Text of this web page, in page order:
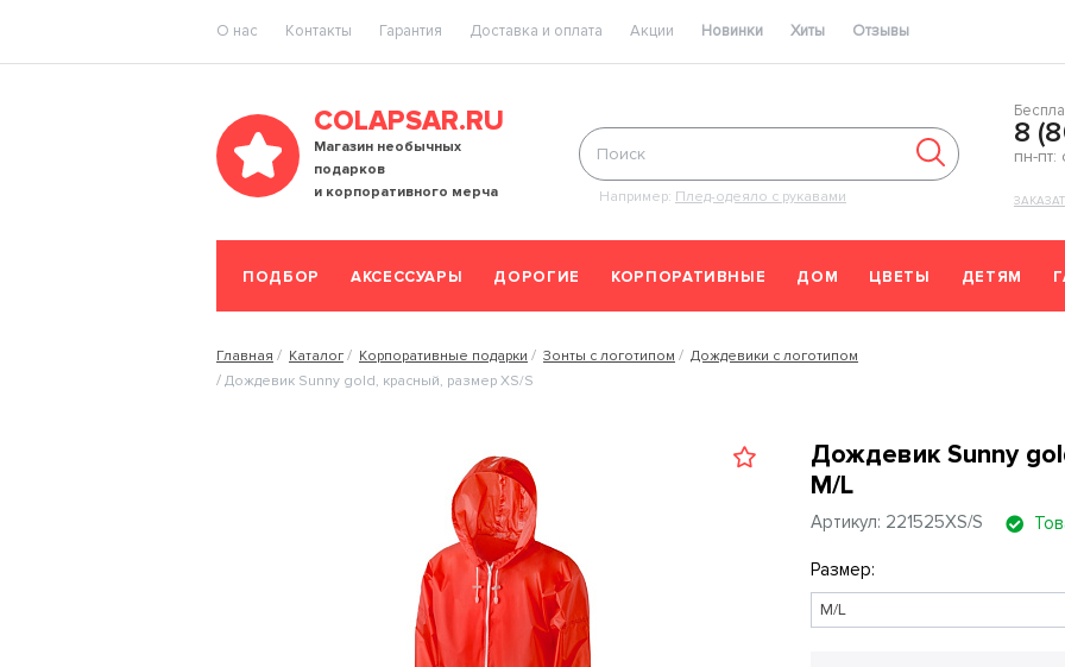
O нас Контакты Гарантия Доставка и оплата Акции Новинки Хиты Отзывы
COLAPSAR.RU
Магазин необычных
подарков
и корпоративного мерча
Например: Плед-одеяло с рукавами
8
пн-пт:
ПОДБОР АКСЕССУАРЫ ДОРОГИЕ КОРПОРАТИВНЫЕ ДОМ ЦВЕТЫ ДЕТЯМ
Главная Каталог Корпоративные подарки Зонты с логотипом
Дождевики с логотипом
Дождевик Sunny gold, красный, размер XS/S
Дождевик Sunny
M/L
Артикул: 221525XS/S
Размер: